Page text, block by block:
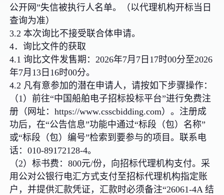
公开网”失信被执行人名单。（以代理机构开标当日
查询为准）
3.2 本次询比不接受联合体申请。
4．询比文件的获取
4.1 询比文件发售期：2026年7月7日17时00分至2026
年7月13日16时00分。
4.2 凡有意参加的潜在申请人，请按如下步骤操作：
（1）前往“中国船舶电子招标投标平台”进行免费注
册（网址：https://www.csscbidding.com）。注册成
功后，在“公告信息”功能中通过“标段（包）名称”
或“标段（包）编号”检索到要参与的项目。联系电
话：010-89172128-4。
（2）标书费：800元/份，向招标代理机构支付。采
用公对公银行电汇方式支付至招标代理机构指定账
户，并提供汇款凭证，汇款时必须备注“26061-4A 结